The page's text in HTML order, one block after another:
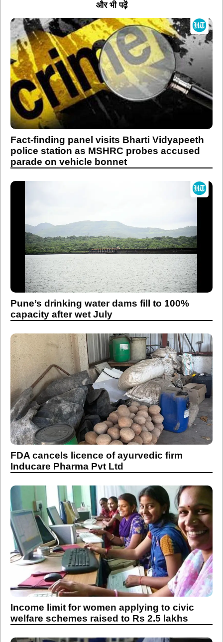
और भी पढ़ें
Fact-finding panel visits Bharti Vidyapeeth
police station as MSHRC probes accused
parade on vehicle bonnet
Pune’s drinking water dams fill to 100%
capacity after wet July
FDA cancels licence of ayurvedic firm
Inducare Pharma Pvt Ltd
Income limit for women applying to civic
welfare schemes raised to Rs 2.5 lakhs